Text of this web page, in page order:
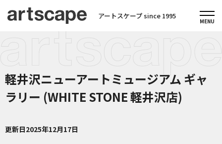
アートスケープ since 1995
軽井沢ニューアートミュージアム ギャ
ラリー (WHITE STONE 軽井沢店)
更新日2025年12月17日